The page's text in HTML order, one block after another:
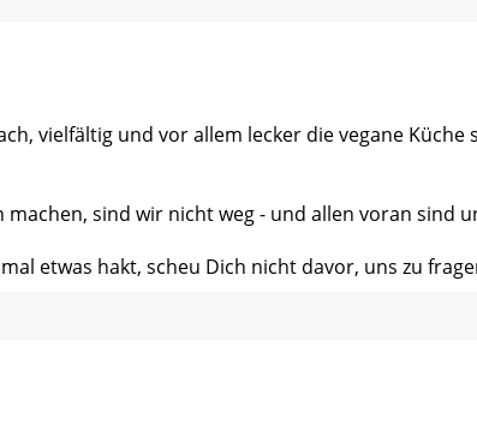
vielfältig und vor allem lecker die vegane
sind wir nicht weg - und allen voran sind
etwas hakt, scheu Dich nicht davor, uns zu